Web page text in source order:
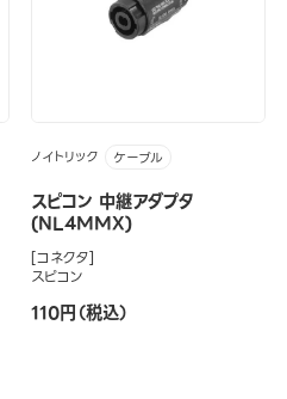
ノイトリック ケーブル
スピコン 中継アダプタ
(NL4MMX)
[コネクタ]
スピコン
110円（税込）